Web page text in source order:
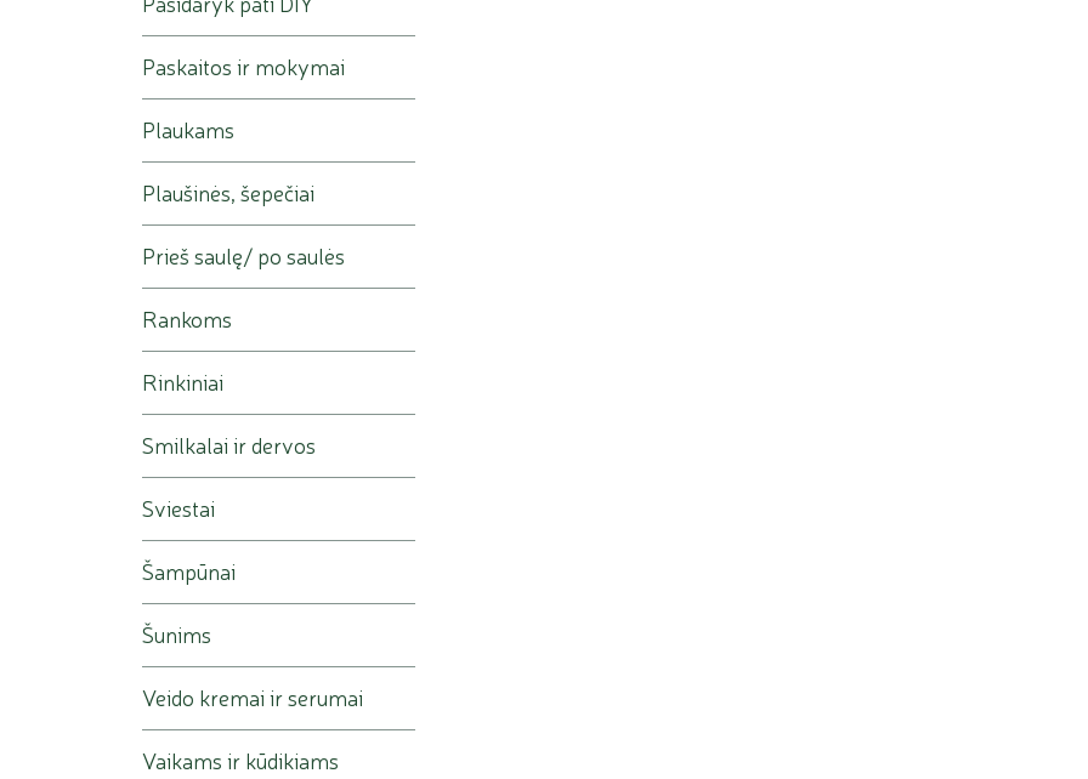
Paskaitos ir mokymai
Plaukams
Plaušinės, šepečiai
Prieš saulę/ po saulės
Rankoms
Rinkiniai
Smilkalai ir dervos
Sviestai
Šampūnai
Šunims
Veido kremai ir serumai
Vaikams ir kūdikiams